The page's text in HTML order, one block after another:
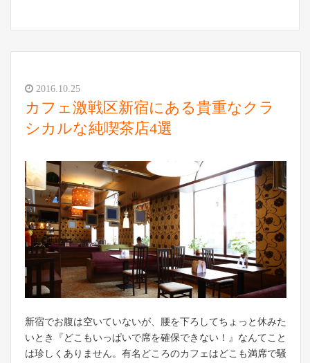
2016.10.25
カフェ激戦区新宿にある貴重なクラ
シカルな純喫茶店4選
新宿でお腹は空いていないが、腰を下ろしてちょっと休みた
いとき『どこもいっぱいで席を確保できない！』なんてこと
は珍しくありません。有名どころのカフェはどこも満席で騒